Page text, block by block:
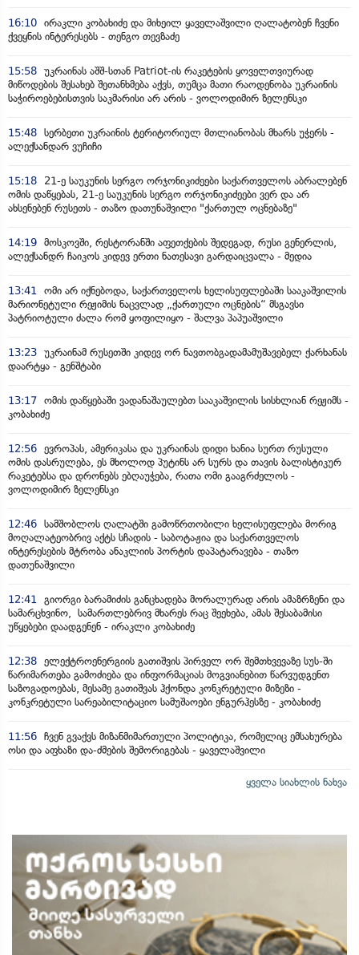
16:10 ირაკლი კობახიძე და მიხეილ ყაველაშვილი ღალატობენ ჩვენი
ქვეყნის ინტერესებს - თენგო თევზაძე
15:58 უკრაინას აშშ-სთან Patriot-ის რაკეტების ყოველთვიურად
მიწოდების შესახებ შეთანხმება აქვს, თუმცა მათი რაოდენობა უკრაინის
საჭიროებებისთვის საკმარისი არ არის - ვოლოდიმირ ზელენსკი
15:48 სერბეთი უკრაინის ტერიტორიულ მთლიანობას მხარს უჭერს -
ალექსანდარ ვუჩიჩი
15:18
21-ე საუკუნის სერგო ორჯონიკიძეები საქართველოს აბრალებენ
ომის დაწყებას, 21-ე საუკუნის სერგო ორჯონიკიძეები ვერ და არ
ახსენებენ რუსეთს - თაზო დათუნაშვილი "ქართულ ოცნებაზე"
14:19 მოსკოვში, რესტორანში აფეთქების შედეგად, რუსი გენერლის,
ალექსანდრ ჩაიკოს კიდევ ერთი ნათესავი გარდაიცვალა - მედია
13:41
ომი არ იქნებოდა, საქართველოს ხელისუფლებაში სააკაშვილის
მარიონეტული რეჟიმის ნაცვლად „ქართული ოცნების“ მსგავსი
პატრიოტული ძალა რომ ყოფილიყო - შალვა პაპუაშვილი
13:23 უკრაინამ რუსეთში კიდევ ორ ნავთობგადამამუშავებელ ქარხანას
დაარტყა - გენშტაბი
13:17 ომის დაწყებაში ვადანაშაულებთ სააკაშვილის სისხლიან რეჟიმს -
კობახიძე
12:56 ევროპას, ამერიკასა და უკრაინას დიდი ხანია სურთ რუსული
ომის დასრულება, ეს მხოლოდ პუტინს არ სურს და თავის ბალისტიკურ
რაკეტებსა და დრონებს ებღაუჭება, რათა ომი გააგრძელოს -
ვოლოდიმირ ზელენსკი
12:46 სამშობლოს ღალატში გამოწრთობილი ხელისუფლება მორიგ
მოღალატეობრივ აქტს სჩადის - საბოტაჟია და საქართველოს
ინტერესების მტრობა ანაკლიის პორტის დაპატარავება - თაზო
დათუნაშვილი
12:41
გიორგი ბარამიძის განცხადება მორალურად არის ამაზრზენი და
სამარცხვინო, სამართლებრივ მხარეს რაც შეეხება, ამას შესაბამისი
უწყებები დაადგენენ - ირაკლი კობახიძე
12:38 ელექტროენერგიის გათიშვის პირველ ორ შემთხვევაზე სუს-ში
წარიმართება გამოძიება და ინფორმაციას მოგვიანებით წარვუდგენთ
საზოგადოებას, მესამე გათიშვას ჰქონდა კონკრეტული მიზეზი -
კონკრეტული სარეაბილიტაციო სამუშაოები ენგურჰესზე - კობახიძე
11:56 ჩვენ გვაქვს მიზანმიმართული პოლიტიკა, რომელიც ემსახურება
ოსი და აფხაზი და-ძმების შემორიგებას - ყაველაშვილი
ყველა სიახლის ნახვა